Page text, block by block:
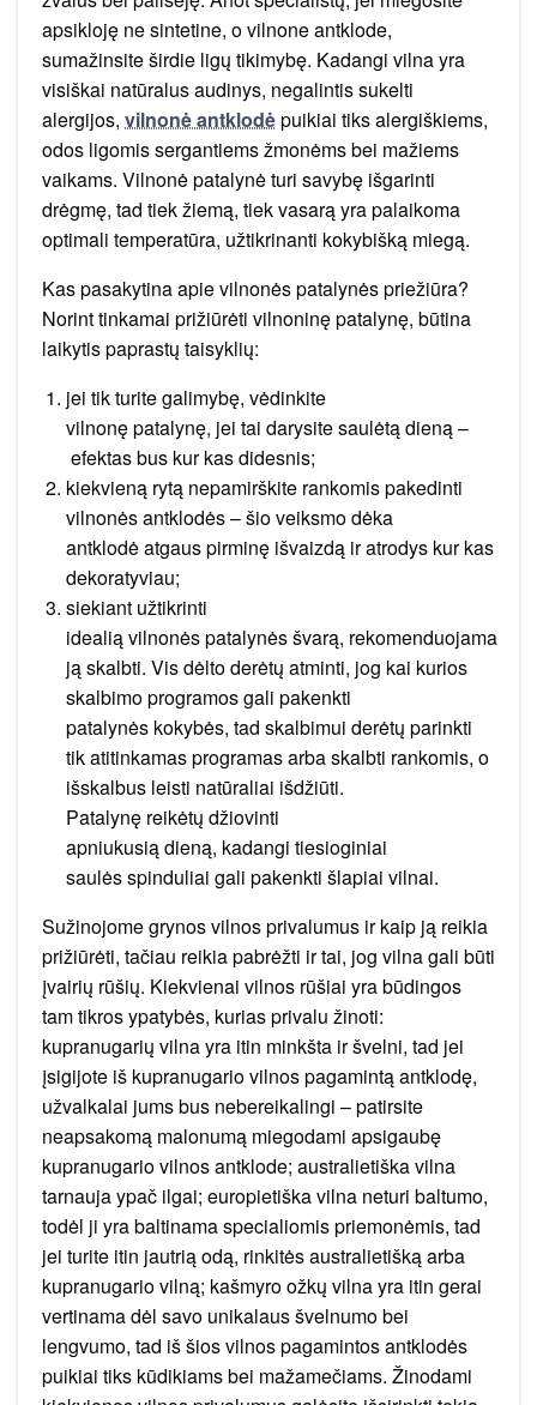
apsikloję ne sintetine, o vilnone antklode,
sumažinsite širdie ligų tikimybę. Kadangi vilna yra
visiškai natūralus audinys, negalintis sukelti
alergijos, vilnonė antklodėpuikiai tiks alergiškiems,
odos ligomis sergantiems žmonėms bei mažiems
vaikams. Vilnonė patalynė turi savybę išgarinti
drėgmę, tad tiek žiemą, tiek vasarą yra palaikoma
optimali temperatūra, užtikrinanti kokybišką miegą.
Kas pasakytina apie vilnonės patalynės priežiūra?
Norint tinkamai prižiūrėti vilnoninę patalynę, būtina
laikytis paprastų taisyklių:
jei tik turite galimybę, vėdinkite
vilnonę patalynę, jei tai darysite saulėtą dieną –
efektas bus kur kas didesnis;
kiekvieną rytą nepamirškite rankomis pakedinti
vilnonės antklodės – šio veiksmo dėka
antklodė atgaus pirminę išvaizdą ir atrodys kur kas
dekoratyviau;
siekiant užtikrinti
idealią vilnonės patalynės švarą, rekomenduojama
ją skalbti. Vis dėlto derėtų atminti, jog kai kurios
skalbimo programos gali pakenkti
patalynės kokybės, tad skalbimui derėtų parinkti
tik atitinkamas programas arba skalbti rankomis, o
išskalbus leisti natūraliai išdžiūti.
Patalynę reikėtų džiovinti
apniukusią dieną, kadangi tiesioginiai
saulės spinduliai gali pakenkti šlapiai vilnai.
Sužinojome grynos vilnos privalumus ir kaip ją reikia
prižiūrėti, tačiau reikia pabrėžti ir tai, jog vilna gali būti
įvairių rūšių. Kiekvienai vilnos rūšiai yra būdingos
tam tikros ypatybės, kurias privalu žinoti:
kupranugarių vilna yra itin minkšta ir švelni, tad jei
įsigijote iš kupranugario vilnos pagamintą antklodę,
užvalkalai jums bus nebereikalingi – patirsite
neapsakomą malonumą miegodami apsigaubę
kupranugario vilnos antklode; australietiška vilna
tarnauja ypač ilgai; europietiška vilna neturi baltumo,
todėl ji yra baltinama specialiomis priemonėmis, tad
jei turite itin jautrią odą, rinkitės australietišką arba
kupranugario vilną; kašmyro ožkų vilna yra itin gerai
vertinama dėl savo unikalaus švelnumo bei
lengvumo, tad iš šios vilnos pagamintos antklodės
puikiai tiks kūdikiams bei mažamečiams. Žinodami